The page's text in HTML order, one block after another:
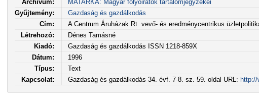
Archívum:
MATARKA: Magyar folyóiratok tartalomjegyzékei
Gyűjtemény:
Gazdaság és gazdálkodás
Cím:
A Centrum Áruházak Rt. vevő- és eredménycentrikus
Létrehozó:
Dénes Tamásné
Kiadó:
Gazdaság és gazdálkodás ISSN 1218-859X
Dátum:
1996
Típus:
Text
Kapcsolat:
Gazdaság és gazdálkodás 34. évf. 7-8. sz. 59. oldal URL: